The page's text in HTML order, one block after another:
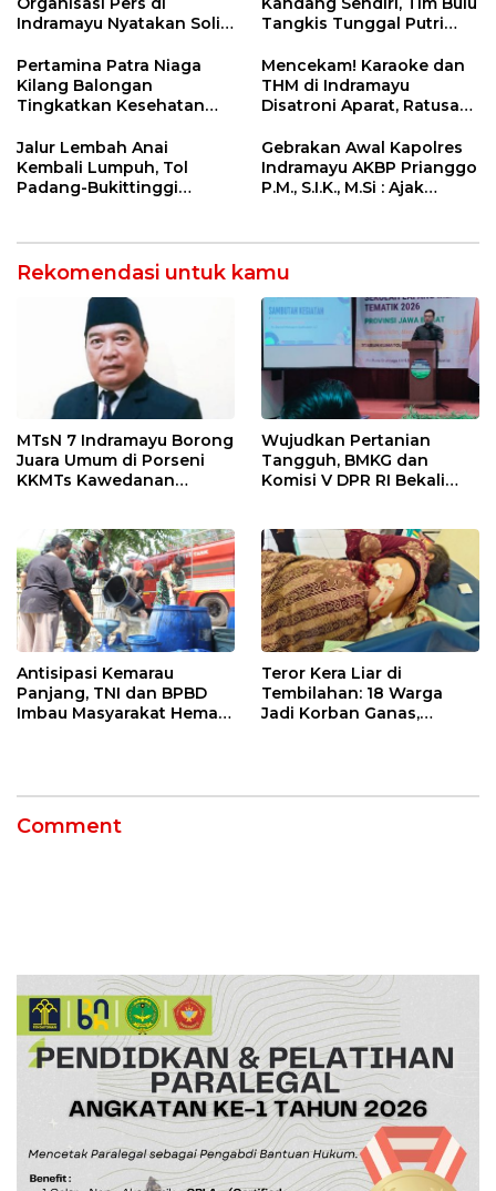
Indramayu Nyatakan Solid
Tangkis Tunggal Putri
Juara Porseni KKMTs
Jatibarang 2026
Pertamina Patra Niaga
Kilang Balongan
Tingkatkan Kesehatan
Pemeriksaan Kesehatan
Rutin dan Edukasi
Perawatan Gigi
Mencekam! Karaoke dan
THM di Indramayu
Disatroni Aparat, Ratusan
Dites Urine!
Jalur Lembah Anai
Kembali Lumpuh, Tol
Padang-Bukittinggi
Gebrakan Awal Kapolres
Indramayu AKBP Prianggo
P.M., S.I.K., M.Si : Ajak
Rekomendasi untuk kamu
MTsN 7 Indramayu Borong
Juara Umum di Porseni
KKMTs Kawedanan
Wujudkan Pertanian
Tangguh, BMKG dan
Komisi V DPR RI Bekali
Antisipasi Kemarau
Panjang, TNI dan BPBD
Imbau Masyarakat Hemat
Teror Kera Liar di
Tembilahan: 18 Warga
Jadi Korban Ganas,
Comment